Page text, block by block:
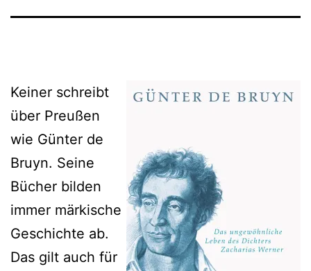
Keiner schreibt
über Preußen
wie Günter de
Bruyn. Seine
Bücher bilden
immer märkische
Geschichte ab.
Das gilt auch für